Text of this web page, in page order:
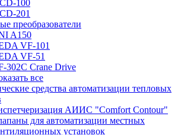
100
201
преобразователи
A150
VF-101
VF-51
302C Crane Drive
все
средства автоматизации тепловых
АИИС "Comfort Contour"
для автоматизации местных
установок